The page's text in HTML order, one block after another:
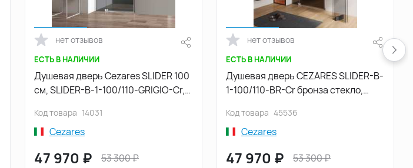
нет отзывов
ЕСТЬ В НАЛИЧИИ
Душевая дверь Cezares SLIDER 100
см, SLIDER-B-1-100/110-GRIGIO-Cr,
Тонированное
Код товара 14031
Cezares
47 970 ₽ 53 300₽
нет отзывов
ЕСТЬ В НАЛИЧИИ
Душевая дверь CEZARES SLIDER-B-
1-100/110-BR-Cr бронза стекло,
Код товара 45536
Cezares
47 970 ₽ 53 300₽